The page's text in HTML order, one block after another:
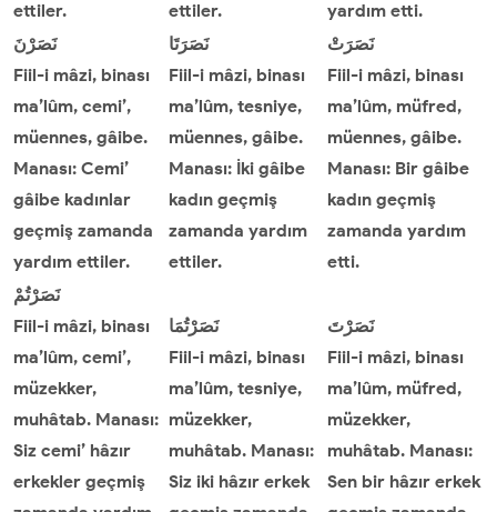
ettiler. ettiler.
yardım etti.
نَصَرْنَ
Fiil-i mâzi, binası
ma’lûm, cemi’,
müennes, gâibe.
Manası: Cemi’
gâibe kadınlar
geçmiş zamanda
yardım ettiler.
نَصَرَتَا
Fiil-i mâzi, binası
ma’lûm, tesniye,
müennes, gâibe.
Manası: İki gâibe
kadın geçmiş
zamanda yardım
ettiler.
نَصَرَتْ
Fiil-i mâzi, binası
ma’lûm, müfred,
müennes, gâibe.
Manası: Bir gâibe
kadın geçmiş
zamanda yardım
etti.
نَصَرْتُمْ
Fiil-i mâzi, binası
ma’lûm, cemi’,
müzekker,
muhâtab. Manası:
Siz cemi’ hâzır
erkekler geçmiş
نَصَرْتُمَا
Fiil-i mâzi, binası
ma’lûm, tesniye,
müzekker,
muhâtab. Manası:
Siz iki hâzır erkek
نَصَرْتَ
Fiil-i mâzi, binası
ma’lûm, müfred,
müzekker,
muhâtab. Manası:
Sen bir hâzır erkek